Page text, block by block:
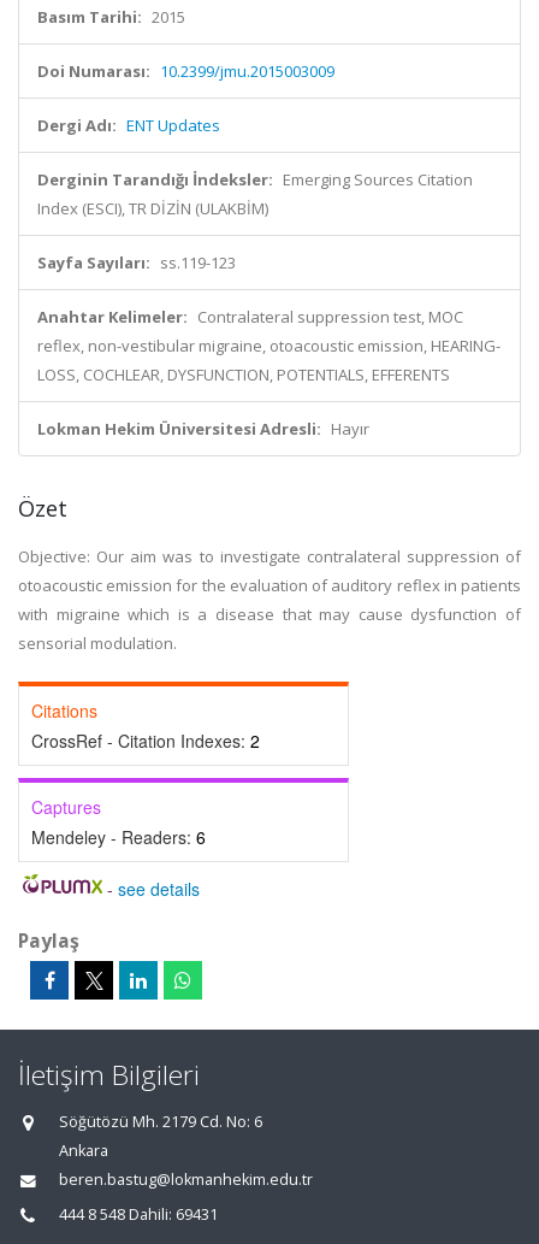
Basım Tarihi: 2015
Doi Numarası: 10.2399/jmu.2015003009
Dergi Adı: ENT Updates
Derginin Tarandığı İndeksler: Emerging Sources Citation
Index (ESCI), TR DİZİN (ULAKBİM)
Sayfa Sayıları: ss.119-123
Anahtar Kelimeler: Contralateral suppression test, MOC
reflex, non-vestibular migraine, otoacoustic emission, HEARING-
LOSS, COCHLEAR, DYSFUNCTION, POTENTIALS, EFFERENTS
Lokman Hekim Üniversitesi Adresli: Hayır
Özet
Objective: Our aim was to investigate contralateral suppression of
otoacoustic emission for the evaluation of auditory reflex in patients
with migraine which is a disease that may cause dysfunction of
sensorial modulation.
Citations
CrossRef - Citation Indexes: 2
Captures
Mendeley - Readers: 6
- see details
Paylaş
İletişim Bilgileri
Söğütözü Mh. 2179 Cd. No: 6
Ankara
beren.bastug@lokmanhekim.edu.tr
444 8 548 Dahili: 69431